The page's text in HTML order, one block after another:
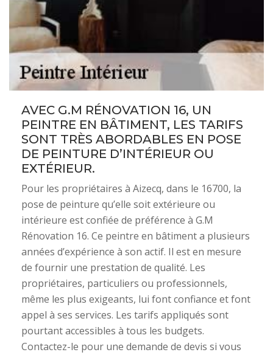
AVEC G.M RÉNOVATION 16, UN
PEINTRE EN BÂTIMENT, LES TARIFS
SONT TRÈS ABORDABLES EN POSE
DE PEINTURE D’INTÉRIEUR OU
EXTÉRIEUR.
Pour les propriétaires à Aizecq, dans le 16700, la
pose de peinture qu’elle soit extérieure ou
intérieure est confiée de préférence à G.M
Rénovation 16. Ce peintre en bâtiment a plusieurs
années d’expérience à son actif. Il est en mesure
de fournir une prestation de qualité. Les
propriétaires, particuliers ou professionnels,
même les plus exigeants, lui font confiance et font
appel à ses services. Les tarifs appliqués sont
pourtant accessibles à tous les budgets.
Contactez-le pour une demande de devis si vous